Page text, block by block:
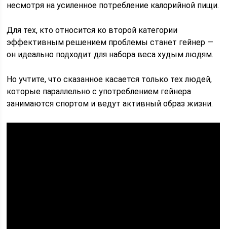
несмотря на усиленное потребление калорийной пищи.
Для тех, кто относится ко второй категории
эффективным решением проблемы станет гейнер —
он идеально подходит для набора веса худым людям.
Но учтите, что сказанное касается только тех людей,
которые параллельно с употреблением гейнера
занимаются спортом и ведут активный образ жизни.